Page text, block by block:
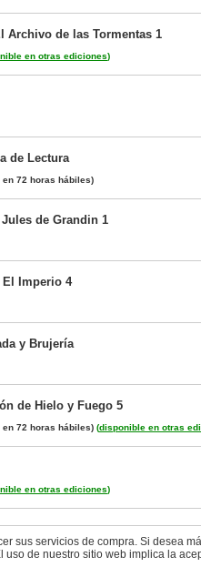
Archivo de las Tormentas 1
en otras ediciones)
de Lectura
en 72 horas hábiles)
de Grandin 1
El Imperio 4
y Brujería
de Hielo y Fuego 5
en 72 horas hábiles) (disponible en otras
en otras ediciones)
© 2004-2026 cyberdark.net - todos los
sus servicios de compra. Si desea
uso de nuestro sitio web implica la